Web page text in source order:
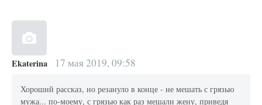
Ekaterina 17 мая 2019, 09:58
Хороший рассказ, но резануло в конце - не мешать с грязью
мужа... по-моему, с грязью как раз мешали жену, приведя